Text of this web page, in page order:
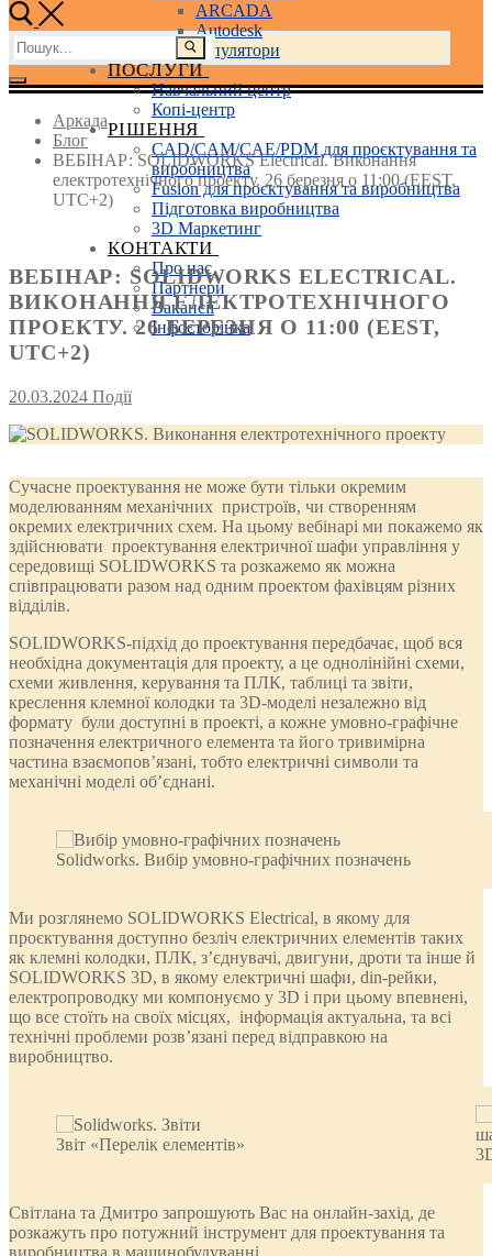
ARCADA
Autodesk
3D маніпулятори
ПОСЛУГИ
Навчальний центр
Копі-центр
РІШЕННЯ
CAD/CAM/CAE/PDM для проєктування та
виробництва
Fusion для проєктування та виробництва
Підготовка виробництва
3D Маркетинг
КОНТАКТИ
Про нас
Партнери
Вакансії
Інфосторінка
Пошук:
Аркада
Блог
ВЕБІНАР: SOLIDWORKS Electrical. Виконання
електротехнічного проекту. 26 березня о 11:00 (EEST,
UTC+2)
ВЕБІНАР: SOLIDWORKS ELECTRICAL.
ВИКОНАННЯ ЕЛЕКТРОТЕХНІЧНОГО
ПРОЕКТУ. 26 БЕРЕЗНЯ О 11:00 (EEST,
UTC+2)
20.03.2024 Події
Сучасне проектування не може бути тільки окремим
моделюванням механічних пристроїв, чи створенням
окремих електричних схем. На цьому вебінарі ми покажемо як
здійснювати проектування електричної шафи управління у
середовищі SOLIDWORKS та розкажемо як можна
співпрацювати разом над одним проектом фахівцям різних
відділів.
SOLIDWORKS-підхід до проектування передбачає, щоб вся
необхідна документація для проекту, а це однолінійні схеми,
схеми живлення, керування та ПЛК, таблиці та звіти,
креслення клемної колодки та 3D-моделі незалежно від
формату були доступні в проекті, а кожне умовно-графічне
позначення електричного елемента та його тривимірна
частина взаємопов’язані, тобто електричні символи та
механічні моделі об’єднані.
Solidworks. Вибір умовно-графічних позначень
Ми розглянемо SOLIDWORKS Electrical, в якому для
проєктування доступно безліч електричних елементів таких
як клемні колодки, ПЛК, з’єднувачі, двигуни, дроти та інше й
SOLIDWORKS 3D, в якому електричні шафи, din-рейки,
електропроводку ми компонуємо у 3D і при цьому впевнені,
що все стоїть на своїх місцях, інформація актуальна, та всі
технічні проблеми розв’язані перед відправкою на
виробництво.
Звіт «Перелік елементів»
Світлана та Дмитро запрошують Вас на онлайн-захід, де
розкажуть про потужний інструмент для проектування та
виробництва в машинобудуванні.